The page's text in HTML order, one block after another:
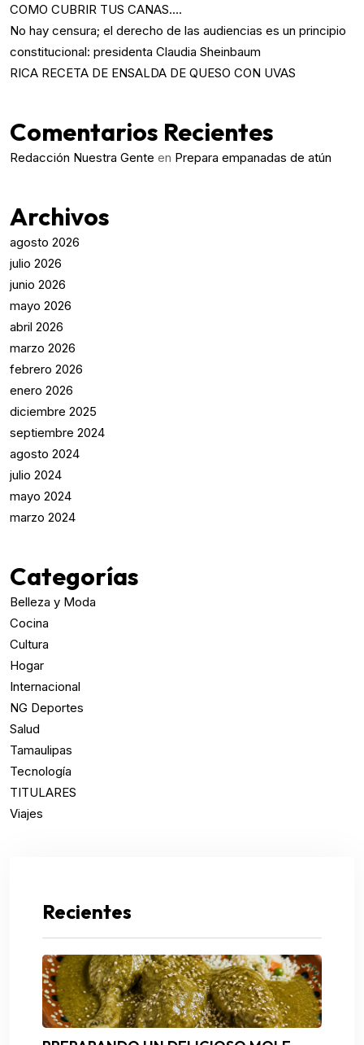
COMO CUBRIR TUS CANAS….
No hay censura; el derecho de las audiencias es un principio
constitucional: presidenta Claudia Sheinbaum
RICA RECETA DE ENSALDA DE QUESO CON UVAS
Comentarios Recientes
Redacción Nuestra Gente en Prepara empanadas de atún
Archivos
agosto 2026
julio 2026
junio 2026
mayo 2026
abril 2026
marzo 2026
febrero 2026
enero 2026
diciembre 2025
septiembre 2024
agosto 2024
julio 2024
mayo 2024
marzo 2024
Categorías
Belleza y Moda
Cocina
Cultura
Hogar
Internacional
NG Deportes
Salud
Tamaulipas
Tecnología
TITULARES
Viajes
Recientes